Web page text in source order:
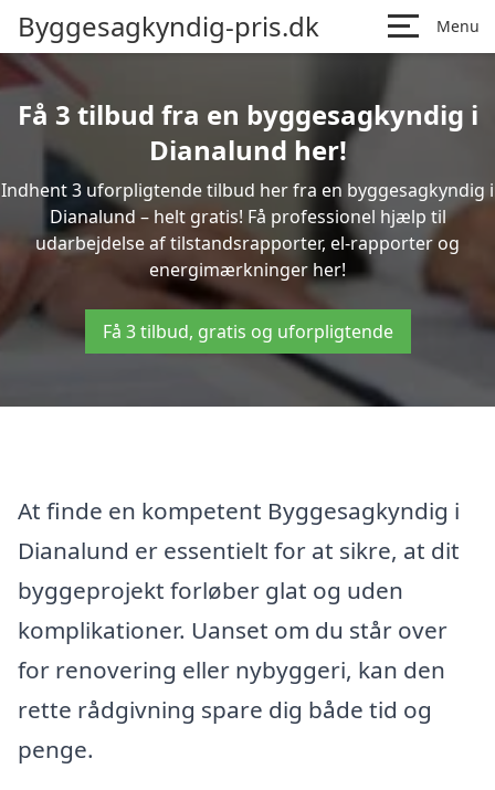
Byggesagkyndig-pris.dk Menu
Få 3 tilbud fra en byggesagkyndig i
Dianalund her!
Indhent 3 uforpligtende tilbud her fra en byggesagkyndig i
Dianalund – helt gratis! Få professionel hjælp til
udarbejdelse af tilstandsrapporter, el-rapporter og
energimærkninger her!
Få 3 tilbud, gratis og uforpligtende
At finde en kompetent Byggesagkyndig i
Dianalund er essentielt for at sikre, at dit
byggeprojekt forløber glat og uden
komplikationer. Uanset om du står over
for renovering eller nybyggeri, kan den
rette rådgivning spare dig både tid og
penge.